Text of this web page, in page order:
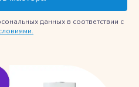
данных в соответствии с